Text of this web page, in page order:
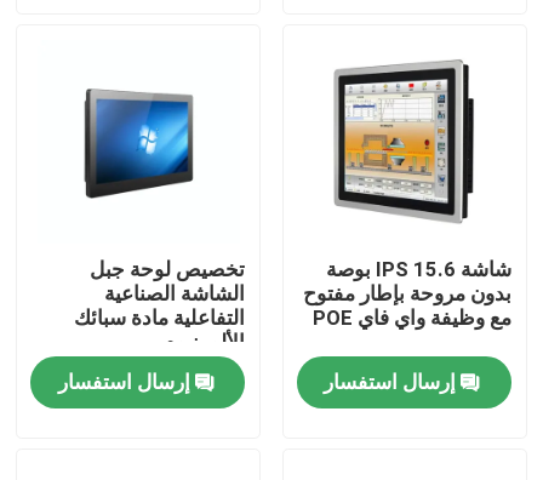
جولة في المعمل
ضبط الجودة
أخبار
طلب اقتباس
شاشة IPS 15.6 بوصة
بدون مروحة بإطار مفتوح
مع وظيفة واي فاي POE
إرسال استفسار
تخصيص لوحة جبل
الشاشة الصناعية
التفاعلية مادة سبائك
الألومنيوم
إرسال استفسار